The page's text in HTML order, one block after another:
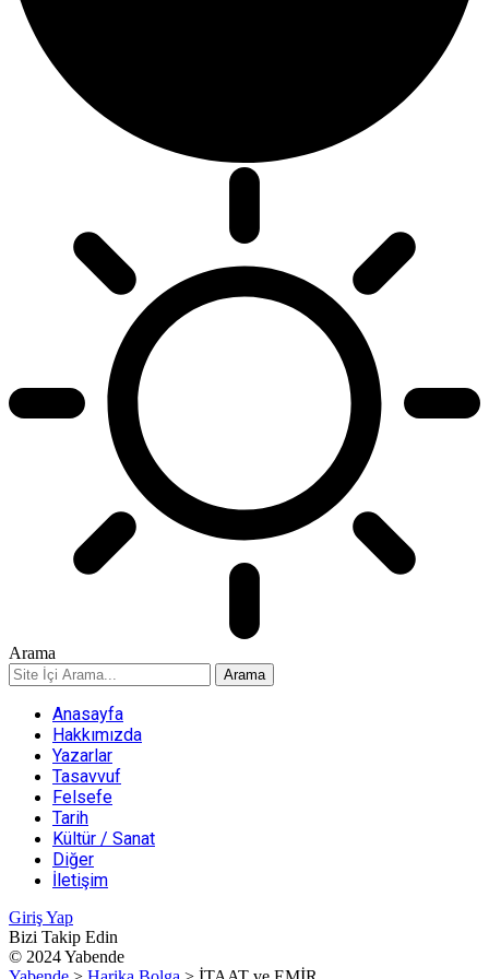
Arama
Anasayfa
Hakkımızda
Yazarlar
Tasavvuf
Felsefe
Tarih
Kültür / Sanat
Diğer
İletişim
Giriş Yap
Bizi Takip Edin
© 2024 Yabende